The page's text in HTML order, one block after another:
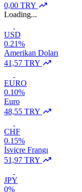
0,00 TRY
Loading...
USD
0.21%
Amerikan Doları
41,57 TRY
EURO
0.10%
Euro
48,55 TRY
CHF
0.15%
İsviçre Frangı
51,97 TRY
JPY
0%